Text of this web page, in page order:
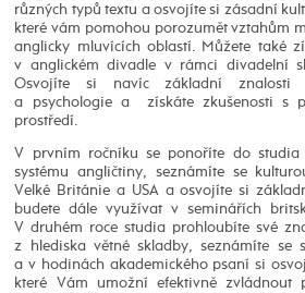
různých typů textu a osvojíte si zásadní
které vám pomohou porozumět vztahům
anglicky mluvících oblastí. Můžete také
v anglickém divadle v rámci divadelní
Osvojíte si navíc základní znalosti
a psychologie a získáte zkušenosti s
prostředí.
V prvním ročníku se ponoříte do studia
systému angličtiny, seznámíte se
Velké Británie a USA a osvojíte si
budete dále využívat v seminářích
V druhém roce studia prohloubíte své
z hlediska větné skladby, seznámíte se
a v hodinách akademického psaní si
které Vám umožní efektivně zvládnout